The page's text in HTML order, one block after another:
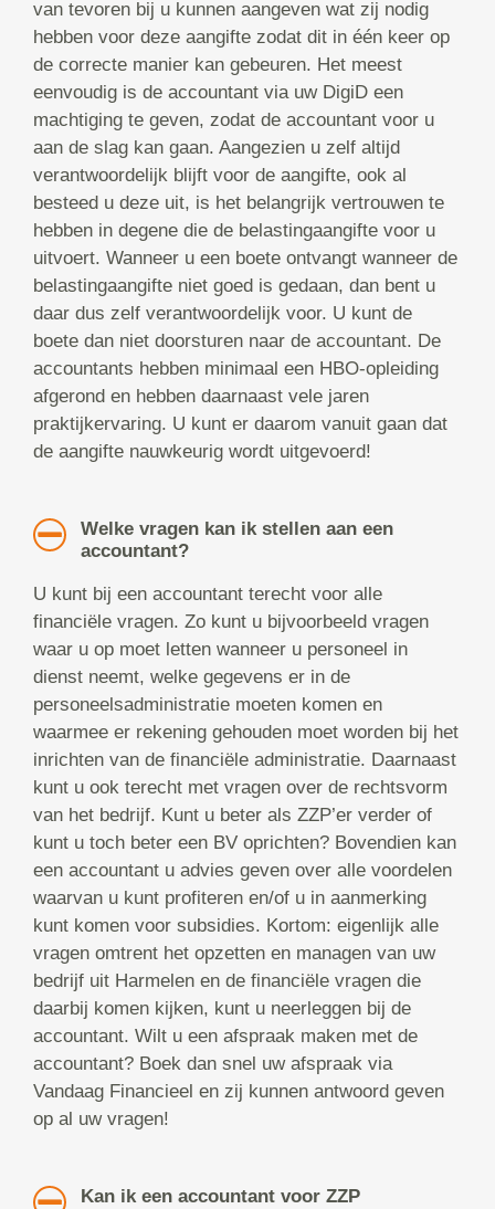
van tevoren bij u kunnen aangeven wat zij nodig
hebben voor deze aangifte zodat dit in één keer op
de correcte manier kan gebeuren. Het meest
eenvoudig is de accountant via uw DigiD een
machtiging te geven, zodat de accountant voor u
aan de slag kan gaan. Aangezien u zelf altijd
verantwoordelijk blijft voor de aangifte, ook al
besteed u deze uit, is het belangrijk vertrouwen te
hebben in degene die de belastingaangifte voor u
uitvoert. Wanneer u een boete ontvangt wanneer de
belastingaangifte niet goed is gedaan, dan bent u
daar dus zelf verantwoordelijk voor. U kunt de
boete dan niet doorsturen naar de accountant. De
accountants hebben minimaal een HBO-opleiding
afgerond en hebben daarnaast vele jaren
praktijkervaring. U kunt er daarom vanuit gaan dat
de aangifte nauwkeurig wordt uitgevoerd!
Welke vragen kan ik stellen aan een
accountant?
U kunt bij een accountant terecht voor alle
financiële vragen. Zo kunt u bijvoorbeeld vragen
waar u op moet letten wanneer u personeel in
dienst neemt, welke gegevens er in de
personeelsadministratie moeten komen en
waarmee er rekening gehouden moet worden bij het
inrichten van de financiële administratie. Daarnaast
kunt u ook terecht met vragen over de rechtsvorm
van het bedrijf. Kunt u beter als ZZP’er verder of
kunt u toch beter een BV oprichten? Bovendien kan
een accountant u advies geven over alle voordelen
waarvan u kunt profiteren en/of u in aanmerking
kunt komen voor subsidies. Kortom: eigenlijk alle
vragen omtrent het opzetten en managen van uw
bedrijf uit Harmelen en de financiële vragen die
daarbij komen kijken, kunt u neerleggen bij de
accountant. Wilt u een afspraak maken met de
accountant? Boek dan snel uw afspraak via
Vandaag Financieel en zij kunnen antwoord geven
op al uw vragen!
Kan ik een accountant voor ZZP